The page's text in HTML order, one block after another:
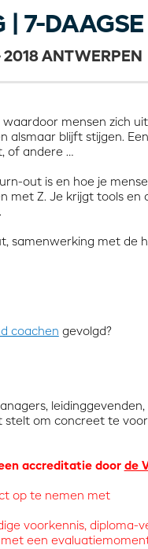
| 7-
2018 ANTWERPEN
mensen zich
alsmaar blijft stijgen.
of andere …
out is en hoe je
met Z. Je krijgt tools en
samenwerking met de
coachen gevolgd?
stelt om concreet te
accreditatie door de
op te nemen met
voorkennis, diploma-
een